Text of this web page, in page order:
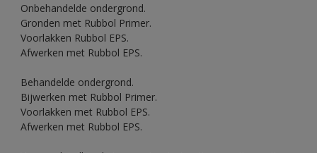
Onbehandelde ondergrond.
Gronden met Rubbol Primer.
Voorlakken Rubbol EPS.
Afwerken met Rubbol EPS.
Behandelde ondergrond.
Bijwerken met Rubbol Primer.
Voorlakken met Rubbol EPS.
Afwerken met Rubbol EPS.